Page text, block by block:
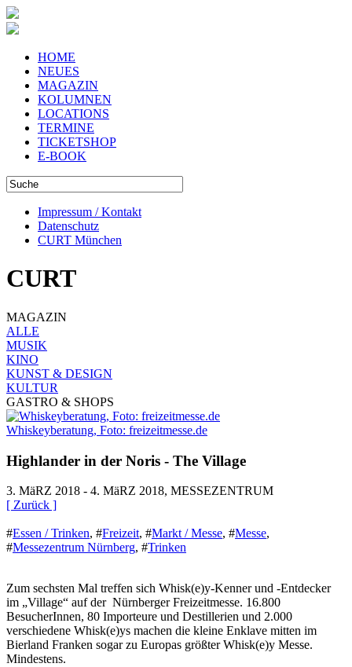
HOME
NEUES
MAGAZIN
KOLUMNEN
LOCATIONS
TERMINE
TICKETSHOP
E-BOOK
Impressum / Kontakt
Datenschutz
CURT München
CURT
MAGAZIN
ALLE
MUSIK
KINO
KUNST & DESIGN
KULTUR
GASTRO & SHOPS
Whiskeyberatung, Foto: freizeitmesse.de
Highlander in der Noris - The Village
3. MäRZ 2018 - 4. MäRZ 2018, MESSEZENTRUM
[ Zurück ]
#Essen / Trinken, #Freizeit, #Markt / Messe, #Messe,
#Messezentrum Nürnberg, #Trinken
Zum sechsten Mal treffen sich Whisk(e)y-Kenner und -Entdecker
im „Village“ auf der Nürnberger Freizeitmesse. 16.800
BesucherInnen, 80 Importeure und Destillerien und 2.000
verschiedene Whisk(e)ys machen die kleine Enklave mitten im
Bierland Franken sogar zu Europas größter Whisk(e)y Messe.
Mindestens.